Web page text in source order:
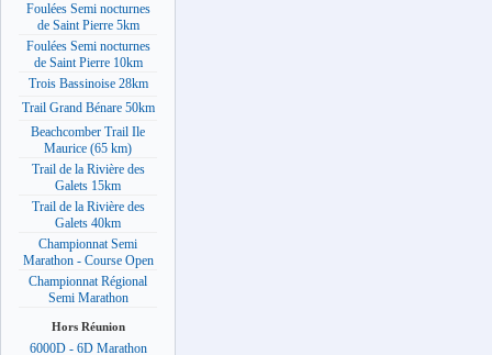
Foulées Semi nocturnes
de Saint Pierre 5km
Foulées Semi nocturnes
de Saint Pierre 10km
Trois Bassinoise 28km
Trail Grand Bénare 50km
Beachcomber Trail Ile
Maurice (65 km)
Trail de la Rivière des
Galets 15km
Trail de la Rivière des
Galets 40km
Championnat Semi
Marathon - Course Open
Championnat Régional
Semi Marathon
Hors Réunion
6000D - 6D Marathon